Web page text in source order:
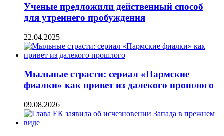
Ученые предложили действенный способ
для утреннего пробуждения
22.04.2025
Мыльные страсти: сериал «Пармские
фиалки» как привет из далекого прошлого
09.08.2026